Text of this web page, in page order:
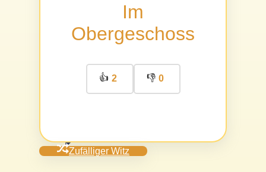
Im
Obergeschoss
👍 2 👎 0
Zufälliger Witz